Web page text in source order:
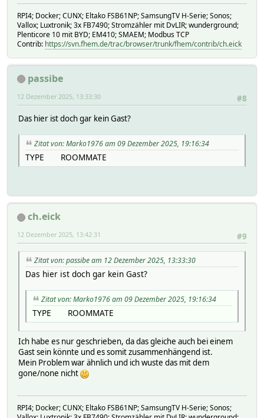
hash:
1765357200:
localtime 1765357200
hash:
uiState:
uiTable:
addStateEvent 1
group Homestatus
room Benachrichtigungen,Steuerung->Anwesenheit
RPI4; Docker; CUNX; Eltako FSB61NP; SamsungTV H-Serie; Sonos;
Vallox; Luxtronik; 3x FB7490; Stromzähler mit DvLIR; wunderground;
Plenticore 10 mit BYD; EM410; SMAEM; Modbus TCP
Contrib: https://svn.fhem.de/trac/browser/trunk/fhem/contrib/ch.eick
passibe
#8
12 Dezember 2025, 13:33:30
Das hier ist doch gar kein Gast?
Zitat von: Marko1976 am 09 Dezember 2025, 19:16:34
TYPE ROOMMATE
ch.eick
#9
12 Dezember 2025, 13:42:31
Zitat von: passibe am 12 Dezember 2025, 13:33:30
Das hier ist doch gar kein Gast?
Zitat von: Marko1976 am 09 Dezember 2025, 19:16:34
TYPE ROOMMATE
Ich habe es nur geschrieben, da das gleiche auch bei einem
Gast sein könnte und es somit zusammenhängend ist.
Mein Problem war ähnlich und ich wuste das mit dem
gone/none nicht
RPI4; Docker; CUNX; Eltako FSB61NP; SamsungTV H-Serie; Sonos;